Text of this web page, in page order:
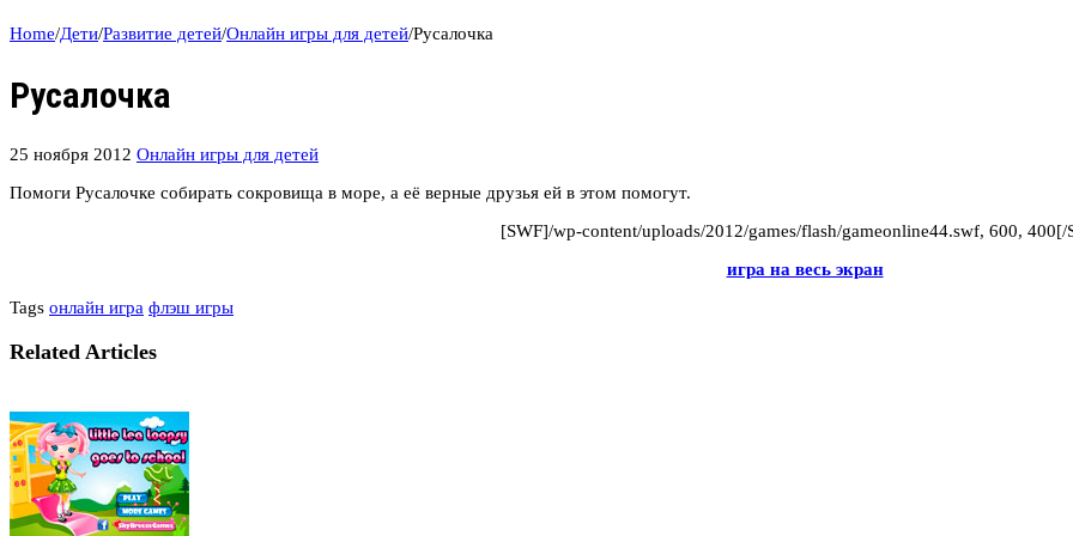
Home/Дети/Развитие детей/Онлайн игры для детей/Русалочка
Русалочка
25 ноября 2012 Онлайн игры для детей
Помоги Русалочке собирать сокровища в море, а её верные друзья ей в этом помогут.
[SWF]/wp-content/uploads/2012/games/flash/gameonline44.swf, 600, 400[/
игра на весь экран
Tags онлайн игра флэш игры
Related Articles